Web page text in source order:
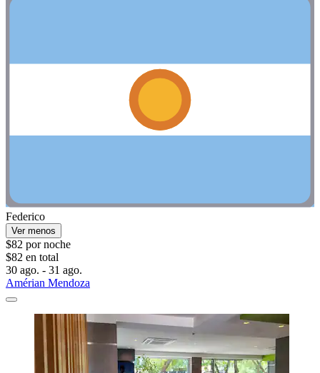
Federico
Ver menos
$82 por noche
$82 en total
30 ago. - 31 ago.
Amérian Mendoza